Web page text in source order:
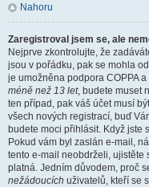
Nahoru
Zaregistroval jsem se, ale
Nejprve zkontrolujte, že
jsou v pořádku, pak se mohla
je umožněna podpora COPPA
méně než 13 let, budete muset
ten případ, pak váš účet musí
všech nových registrací, buď
budete moci přihlásit. Když jste
Pokud vám byl zaslán e-mail,
tento e-mail neobdrželi, ujistěte
platná. Jedním důvodem, proč
nežádoucích uživatelů, kteří se